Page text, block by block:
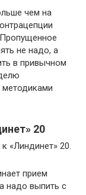
чем на
не надо, а
в привычном
методиками
20
«Линдинет» 20.
прием
надо выпить с